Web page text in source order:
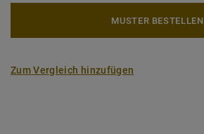
MUSTER BESTELLEN
Zum Vergleich hinzufügen